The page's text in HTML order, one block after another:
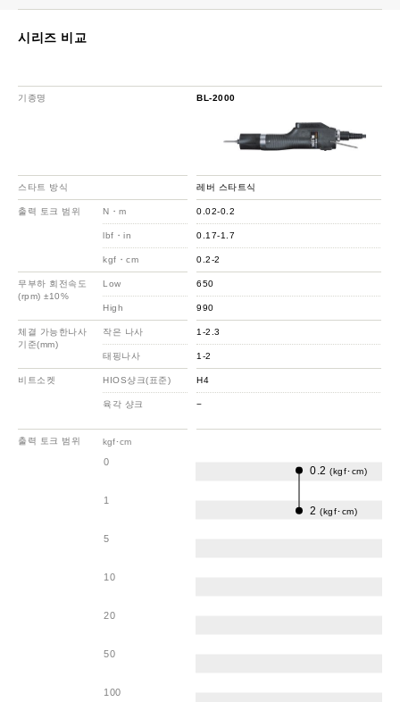
시리즈 비교
기종명
스타트 방식
출력 토크 범위 N・m
lbf・in
kgf・cm
무부하 회전속도
(rpm) ±10%
Low
High
체결 가능한나사
기준(mm)
작은 나사
태핑나사
비트소켓 HIOS샹크(표준)
육각 샹크
출력 토크 범위
0
1
5
10
20
50
100
kgf･cm
BL-2000
레버 스타트식
0.02-0.2
0.17-1.7
0.2-2
650
990
1-2.3
1-2
H4
−
0.2 (kgf･cm)
2 (kgf･cm)